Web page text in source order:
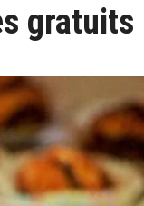
gratuits